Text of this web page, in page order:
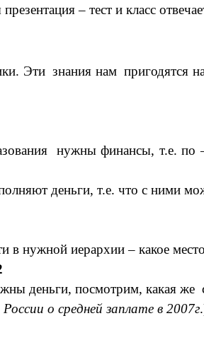
– тест и класс
Эти знания нам
нужны финансы, т.е. по
деньги, т.е. что с ними
нужной иерархии – какое
деньги, посмотрим, какая же
о средней заплате в 2007г